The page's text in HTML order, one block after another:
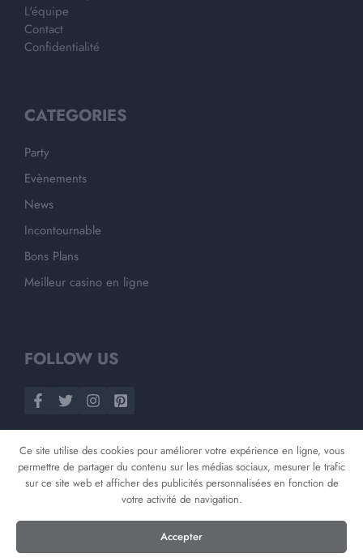
L'équipe
Contact
Confidentialité
CATEGORIES
Party
Evènements
News
Incontournable
Bons Plans
Meilleur casino en ligne
FOLLOW US
©2026Opnminded
Ce site utilise des cookies pour améliorer votre expérience en ligne, vous
permettre de partager du contenu sur les médias sociaux, mesurer le trafic
sur ce site web et afficher des publicités personnalisées en fonction de
votre activité de navigation.
Accepter